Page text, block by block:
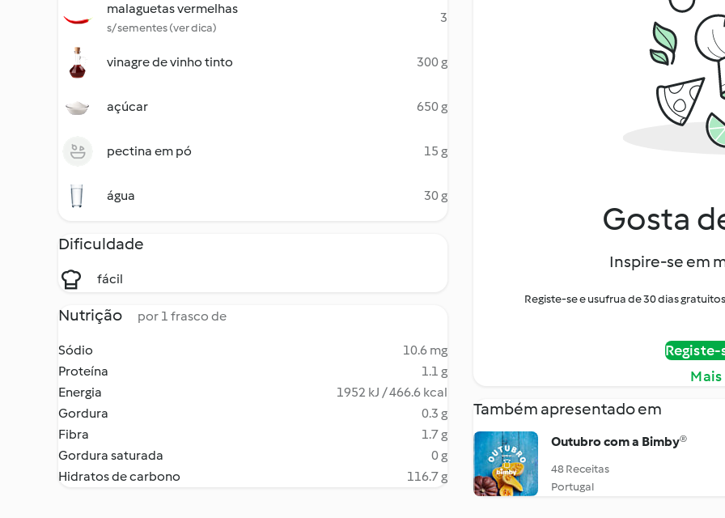
malaguetas vermelhas
s/ sementes (ver dica)
3
vinagre de vinho tinto 300 g
açúcar 650 g
pectina em pó 15 g
água 30 g
Dificuldade
fácil
Nutrição por 1 frasco de
Sódio
10.6 mg
Proteína
1.1 g
Energia
1952 kJ / 466.6 kcal
Gordura
0.3 g
Fibra
1.7 g
Gordura saturada
0 g
Hidratos de carbono
116.7 g
Gosta
Inspire-se em
Registe-se e usufrua de 30 dias
Também apresentado em
Outubro com a Bimby®
48 Receitas
Portugal